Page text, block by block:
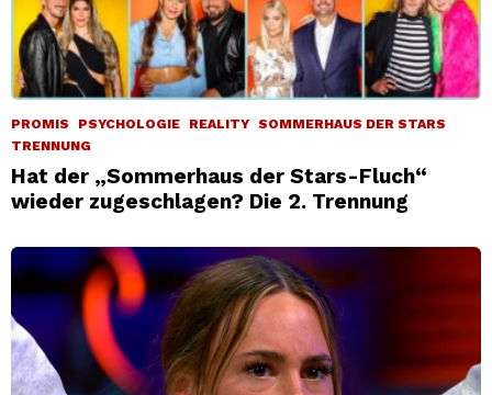
PROMIS PSYCHOLOGIE REALITY SOMMERHAUS DER STARS
TRENNUNG
Hat der „Sommerhaus der Stars-Fluch“
wieder zugeschlagen? Die 2. Trennung